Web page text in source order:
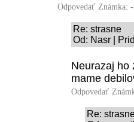
Odpovedať Známka:
Re: strasne
Od: Nasr |
Neurazaj ho
mame
Odpovedať
Re: